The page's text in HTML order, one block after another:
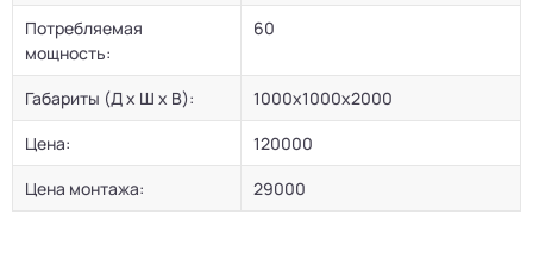
Потребляемая
мощность:
60
Габариты (Д х Ш х В):
1000х1000х2000
Цена:
120000
Цена монтажа:
29000